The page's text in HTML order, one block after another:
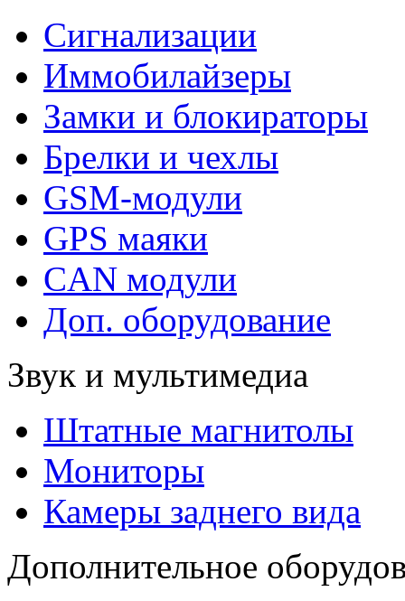
Сигнализации
Иммобилайзеры
Замки и блокираторы
Брелки и чехлы
GSM-модули
GPS маяки
CAN модули
Доп. оборудование
Звук и мультимедиа
Штатные магнитолы
Мониторы
Камеры заднего вида
Дополнительное